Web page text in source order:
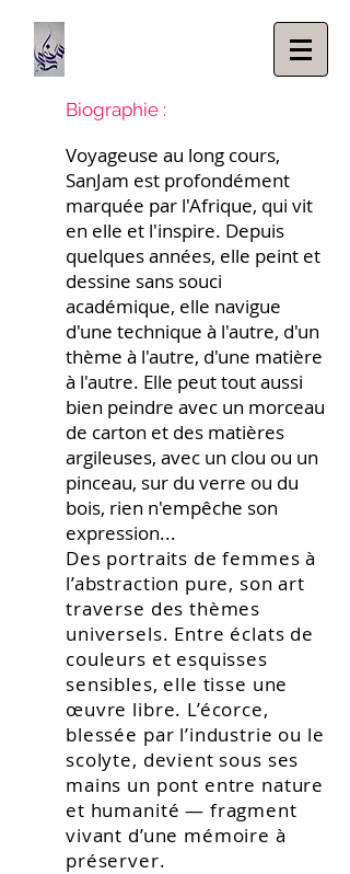
Biographie :
Voyageuse au long cours,
SanJam est profondément
marquée par l'Afrique, qui vit
en elle et l'inspire. Depuis
quelques années, elle peint et
dessine sans souci
académique, elle navigue
d'une technique à l'autre, d'un
thème à l'autre, d'une matière
à l'autre. Elle peut tout aussi
bien peindre avec un morceau
de carton et des matières
argileuses, avec un clou ou un
pinceau, sur du verre ou du
bois, rien n'empêche son
expression...
Des portraits de femmes à
l’abstraction pure, son art
traverse des thèmes
universels. Entre éclats de
couleurs et esquisses
sensibles, elle tisse une
œuvre libre. L’écorce,
blessée par l’industrie ou le
scolyte, devient sous ses
mains un pont entre nature
et humanité — fragment
vivant d’une mémoire à
préserver.